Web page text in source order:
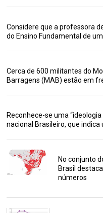
Considere que a professora
do Ensino Fundamental de
Cerca de 600 militantes do
Barragens (MAB) estão em
Reconhece-se uma
nacional Brasileiro, que
No conjunto
Brasil
números